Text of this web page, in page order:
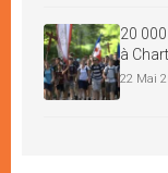
20
à
22 Mai